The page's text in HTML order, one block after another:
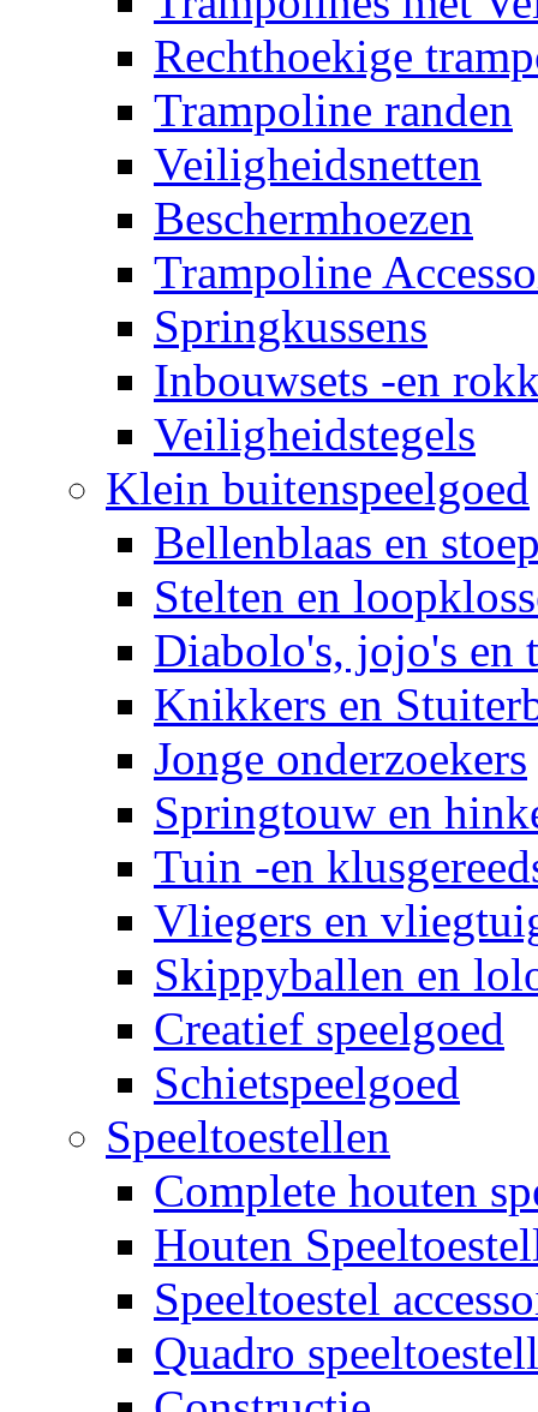
Rechthoekige
Trampoline randen
Veiligheidsnetten
Beschermhoezen
Trampoline
Springkussens
Inbouwsets -en
Veiligheidstegels
Klein buitenspeelgoed
Bellenblaas en
Stelten en
Diabolo's, jojo's en
Knikkers en
Jonge onderzoekers
Springtouw en
Tuin -en
Vliegers en
Skippyballen en
Creatief speelgoed
Schietspeelgoed
Speeltoestellen
Complete houten
Houten
Speeltoestel
Quadro